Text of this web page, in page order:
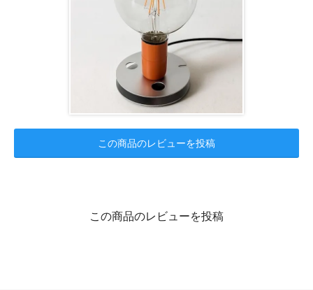
この商品のレビューを投稿
この商品のレビューを投稿